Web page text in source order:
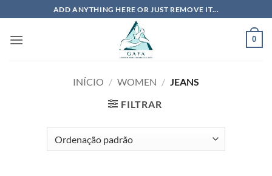
to
content
ADD ANYTHING HERE OR JUST REMOVE IT...
0
INÍCIO / WOMEN / JEANS
FILTRAR